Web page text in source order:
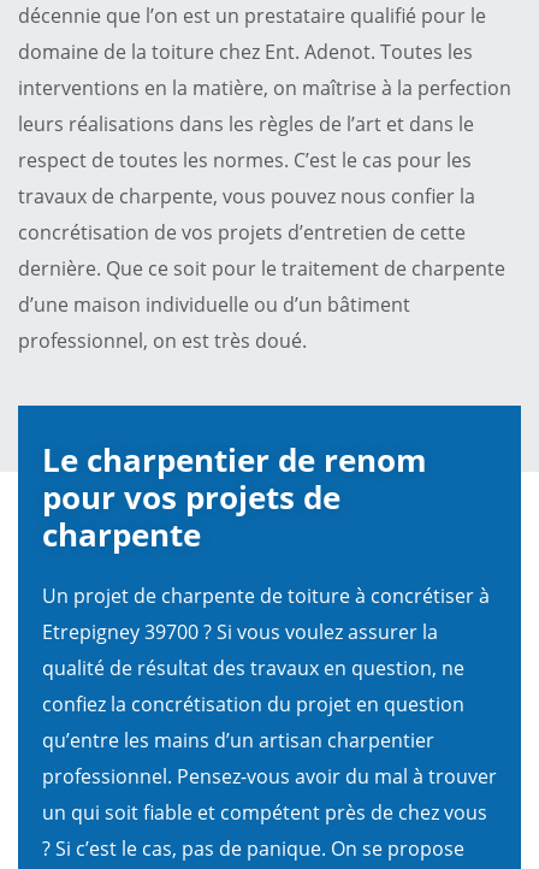
décennie que l’on est un prestataire qualifié pour le
domaine de la toiture chez Ent. Adenot. Toutes les
interventions en la matière, on maîtrise à la perfection
leurs réalisations dans les règles de l’art et dans le
respect de toutes les normes. C’est le cas pour les
travaux de charpente, vous pouvez nous confier la
concrétisation de vos projets d’entretien de cette
dernière. Que ce soit pour le traitement de charpente
d’une maison individuelle ou d’un bâtiment
professionnel, on est très doué.
Le charpentier de renom
pour vos projets de
charpente
Un projet de charpente de toiture à concrétiser à
Etrepigney 39700 ? Si vous voulez assurer la
qualité de résultat des travaux en question, ne
confiez la concrétisation du projet en question
qu’entre les mains d’un artisan charpentier
professionnel. Pensez-vous avoir du mal à trouver
un qui soit fiable et compétent près de chez vous
? Si c’est le cas, pas de panique. On se propose